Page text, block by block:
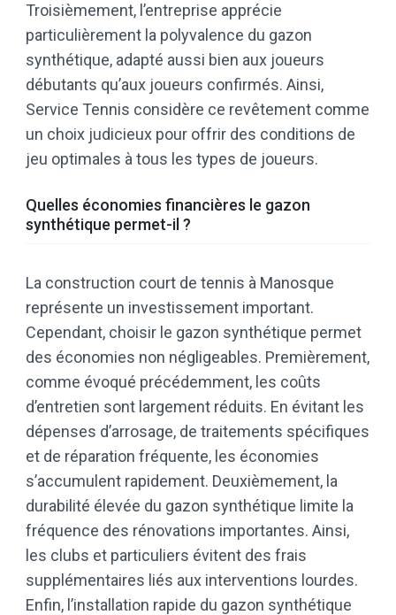
Troisièmement, l’entreprise apprécie
particulièrement la polyvalence du gazon
synthétique, adapté aussi bien aux joueurs
débutants qu’aux joueurs confirmés. Ainsi,
Service Tennis considère ce revêtement comme
un choix judicieux pour offrir des conditions de
jeu optimales à tous les types de joueurs.
Quelles économies financières le gazon
synthétique permet-il ?
La construction court de tennis à Manosque
représente un investissement important.
Cependant, choisir le gazon synthétique permet
des économies non négligeables. Premièrement,
comme évoqué précédemment, les coûts
d’entretien sont largement réduits. En évitant les
dépenses d’arrosage, de traitements spécifiques
et de réparation fréquente, les économies
s’accumulent rapidement. Deuxièmement, la
durabilité élevée du gazon synthétique limite la
fréquence des rénovations importantes. Ainsi,
les clubs et particuliers évitent des frais
supplémentaires liés aux interventions lourdes.
Enfin, l’installation rapide du gazon synthétique